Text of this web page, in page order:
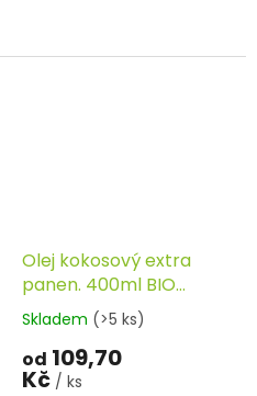
Olej kokosový extra
panen. 400ml BIO
HEALTH LINK
Skladem (>5 ks)
od 109,70
Kč / ks